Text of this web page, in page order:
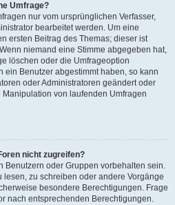
Umfrage?
nur vom ursprünglichen Verfasser,
bearbeitet werden. Um eine
ersten Beitrag des Themas; dieser ist
niemand eine Stimme abgegeben hat,
löschen oder die Umfrageoption
ein Benutzer abgestimmt haben, so kann
oder Administratoren geändert oder
von laufenden Umfragen
nicht zugreifen?
Benutzern oder Gruppen vorbehalten sein.
zu schreiben oder andere Vorgänge
besondere Berechtigungen. Frage
nach entsprechenden Berechtigungen.